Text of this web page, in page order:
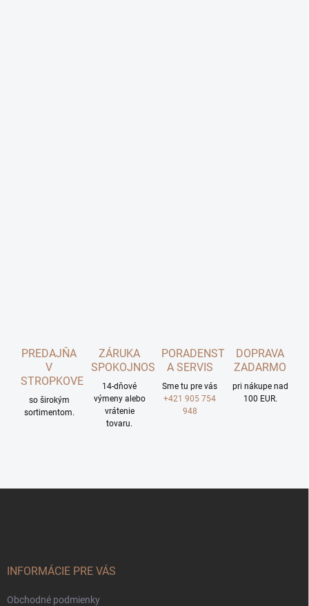
PREDAJŇA
V
STROPKOVE
so širokým
sortimentom.
ZÁRUKA
SPOKOJNOSTI
14-dňové
výmeny alebo
vrátenie
tovaru.
PORADENSTVO
A SERVIS
Sme tu pre vás
+421 905 754
948
DOPRAVA
ZADARMO
pri nákupe nad
100 EUR.
INFORMÁCIE PRE VÁS
Obchodné podmienky